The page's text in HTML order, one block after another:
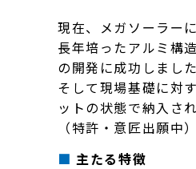
現在、メガソーラー
長年培ったアルミ構
の開発に成功しました
そして現場基礎に対
ットの状態で納入さ
（特許・意匠出願中）
主たる特徴